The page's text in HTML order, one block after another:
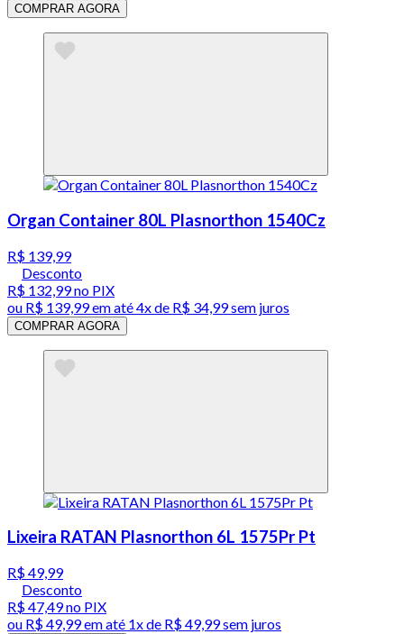
COMPRAR AGORA
Organ Container 80L Plasnorthon 1540Cz
R$ 139,99
Desconto
R$ 132,99no PIX
ou R$ 139,99em até4x de R$ 34,99 sem juros
COMPRAR AGORA
Lixeira RATAN Plasnorthon 6L 1575Pr Pt
R$ 49,99
Desconto
R$ 47,49no PIX
ou R$ 49,99em até 1x de R$ 49,99sem juros